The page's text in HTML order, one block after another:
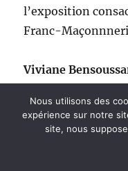
l’exposition
Franc-
Viviane
L’émission sera
Auteur et Jean-
Nous utilisons des
expérience sur notre
site, nous